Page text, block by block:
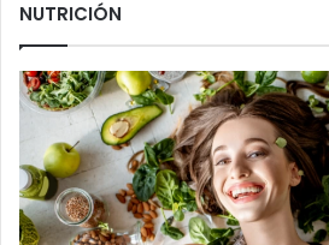
NUTRICIÓN